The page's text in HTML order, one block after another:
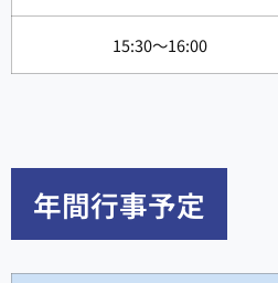
15:30～16:00
年間行事予定